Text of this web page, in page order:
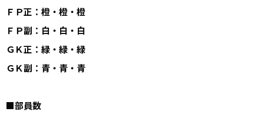
ＦＰ正：橙・橙・橙
ＦＰ副：白・白・白
ＧＫ正：緑・緑・緑
ＧＫ副：青・青・青
■部員数